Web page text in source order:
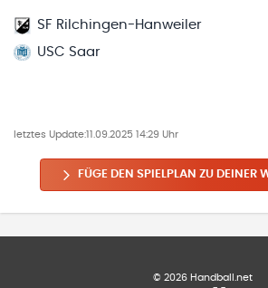
SF Rilchingen-Hanweiler
USC Saar
letztes Update:11.09.2025 14:29 Uhr
FÜGE DEN SPIELPLAN ZU DEINER
© 2026 Handball.net